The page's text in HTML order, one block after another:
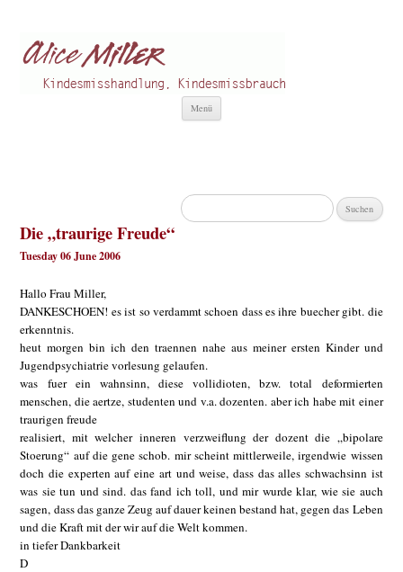
Menü
Suchen
nach:
Die „traurige Freude“
Tuesday 06 June 2006
Hallo Frau Miller,
DANKESCHOEN! es ist so verdammt schoen dass es ihre buecher gibt. die
erkenntnis.
heut morgen bin ich den traennen nahe aus meiner ersten Kinder und
Jugendpsychiatrie vorlesung gelaufen.
was fuer ein wahnsinn, diese vollidioten, bzw. total deformierten
menschen, die aertze, studenten und v.a. dozenten. aber ich habe mit einer
traurigen freude
realisiert, mit welcher inneren verzweiflung der dozent die „bipolare
Stoerung“ auf die gene schob. mir scheint mittlerweile, irgendwie wissen
doch die experten auf eine art und weise, dass das alles schwachsinn ist
was sie tun und sind. das fand ich toll, und mir wurde klar, wie sie auch
sagen, dass das ganze Zeug auf dauer keinen bestand hat, gegen das Leben
und die Kraft mit der wir auf die Welt kommen.
in tiefer Dankbarkeit
D